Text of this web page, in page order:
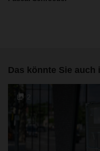
Das könnte Sie auch